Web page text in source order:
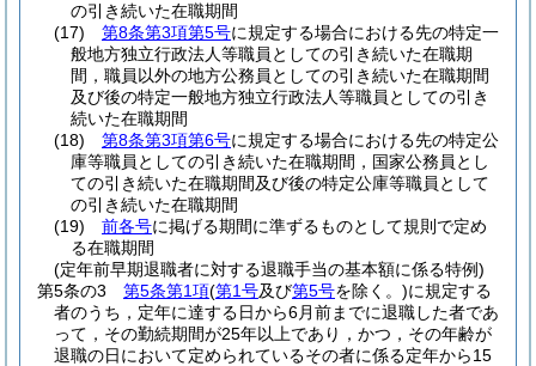
の引き続いた在職期間
(17)
第8条第3項第5号に規定する場合における先の特定一
般地方独立行政法人等職員としての引き続いた在職期
間，職員以外の地方公務員としての引き続いた在職期間
及び後の特定一般地方独立行政法人等職員としての引き
続いた在職期間
(18)
第8条第3項第6号に規定する場合における先の特定公
庫等職員としての引き続いた在職期間，国家公務員とし
ての引き続いた在職期間及び後の特定公庫等職員として
の引き続いた在職期間
(19)
前各号に掲げる期間に準ずるものとして規則で定め
る在職期間
(定年前早期退職者に対する退職手当の基本額に係る特例)
第5条の3
第5条第1項(第1号及び第5号を除く。)に規定する
者のうち，定年に達する日から6月前までに退職した者であ
って，その勤続期間が25年以上であり，かつ，その年齢が
退職の日において定められているその者に係る定年から15